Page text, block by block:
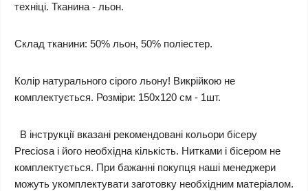
техніці. Тканина - льон.
Склад тканини: 50% льон, 50% поліестер.
Колір натурального сірого льону! Викрійкою не
комплектується. Розміри: 150х120 см - 1шт.
В інструкції вказані рекомендовані кольори бісеру
Preciosa і його необхідна кількість. Нитками і бісером не
комплектується. При бажанні покупця наші менеджери
можуть укомплектувати заготовку необхідним матеріалом.